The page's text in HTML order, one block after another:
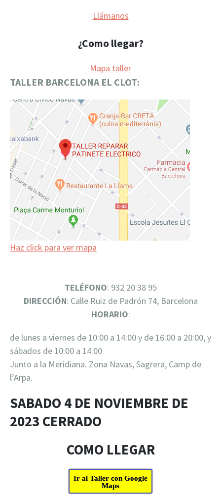
Llámanos
¿Como llegar?
Mapa taller
TALLER BARCELONA EL CLOT:
Haz click para ver mapa
TELÉFONO: 932 20 38 95
DIRECCIÓN: Calle Ruiz de Padrón 74, Barcelona
HORARIO:
de lunes a viernes de 10:00 a 14:00 y de 16:00 a 20:00, y
sábados de 10:00 a 14:00
Junto a la Meridiana. Zona Navas, Sagrera, Camp de
l’Arpa.
SABADO 4 DE NOVIEMBRE DE
2023 CERRADO
COMO LLEGAR
Ir al Taller con Google
Maps